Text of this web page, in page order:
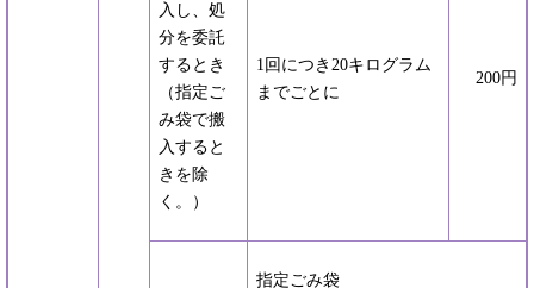
入し、処
分を委託
するとき
（指定ご
み袋で搬
入すると
きを除
く。）
1回につき20キログラム
までごとに
200円
指定ごみ袋